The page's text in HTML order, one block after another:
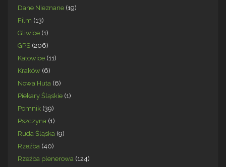
Dane Nieznane (19)
Film (13)
Gliwice (1)
GPS (206)
Katowice (11)
Kraków (6)
Nowa Huta (6)
Piekary Śląskie (1)
Pomnik (39)
Pszczyna (1)
Ruda Śląska (9)
Rzeźba (40)
Rzeźba plenerowa (124)